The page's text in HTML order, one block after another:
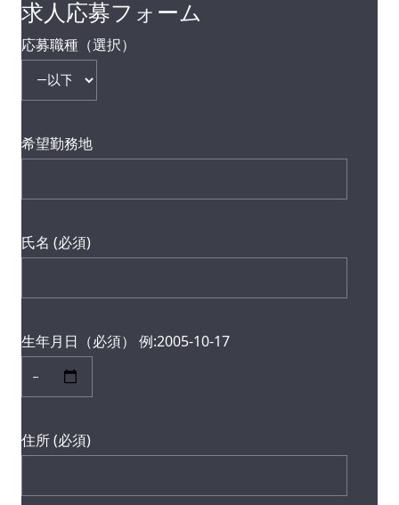
求人応募フォーム
応募職種（選択）
希望勤務地
氏名 (必須)
生年月日（必須） 例:2005-10-17
住所 (必須)